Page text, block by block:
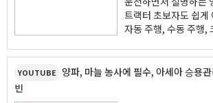
트랙터 초보자도 쉽게
자동 주행, 수동 주행,
특히 MF 7S에 적용
속기는 기어 변속 충
YOUTUBE 양파, 마늘 농사에 필수, 아세아
빈